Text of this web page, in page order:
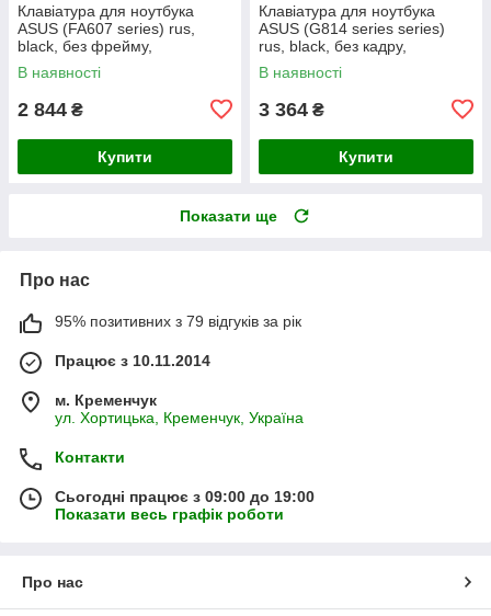
Клавіатура для ноутбука
ASUS (FA607 series) rus,
black, без фрейму,
підсвічування клавіш (RGB)
В наявності
2 844 ₴
Купити
Клавіатура для ноутбука
ASUS (G814 series series)
rus, black, без кадру,
підсвічування клавіш (RGB 4)
В наявності
3 364 ₴
Купити
Показати ще
Про нас
95% позитивних з 79 відгуків за рік
Працює з 10.11.2014
м. Кременчук
ул. Хортицька, Кременчук, Україна
Контакти
Сьогодні працює з 09:00 до 19:00
Показати весь графік роботи
Про нас